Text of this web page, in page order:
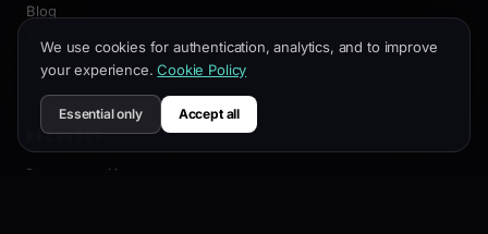
Blog
Contacto
RECURSOS
Documentación
We use cookies for authentication, analytics, and to improve
your experience. Cookie Policy
Essential only Accept all